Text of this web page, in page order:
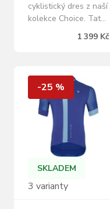
cyklistický dres z naší
kolekce Choice. Tato
kolekce se vyznačuje
barevnými
kombinacemi, které
propojují klasiku s
modernou. Dres má
našité reflexní prvky
pro zvýšení vašeho
bezpečí. Je vyrobený z
velmi lehkého a
materiálu, který…
1 399 Kč
-25 %
SKLADEM
3 varianty